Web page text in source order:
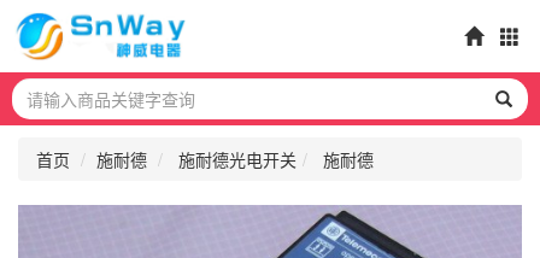
首页 施耐德 施耐德光电开关 施耐德